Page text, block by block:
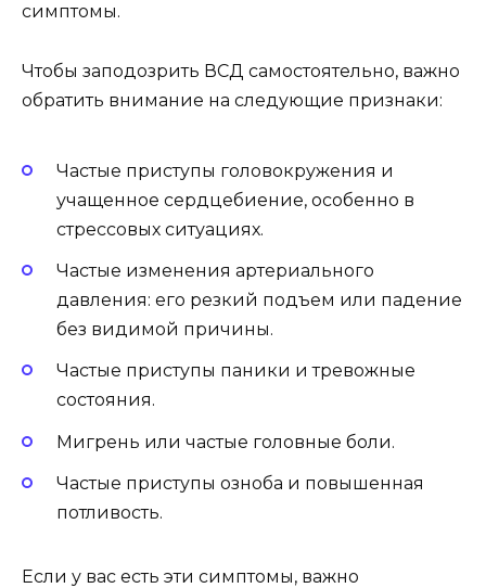
симптомы.
Чтобы заподозрить ВСД самостоятельно, важно
обратить внимание на следующие признаки:
Частые приступы головокружения и
учащенное сердцебиение, особенно в
стрессовых ситуациях.
Частые изменения артериального
давления: его резкий подъем или падение
без видимой причины.
Частые приступы паники и тревожные
состояния.
Мигрень или частые головные боли.
Частые приступы озноба и повышенная
потливость.
Если у вас есть эти симптомы, важно